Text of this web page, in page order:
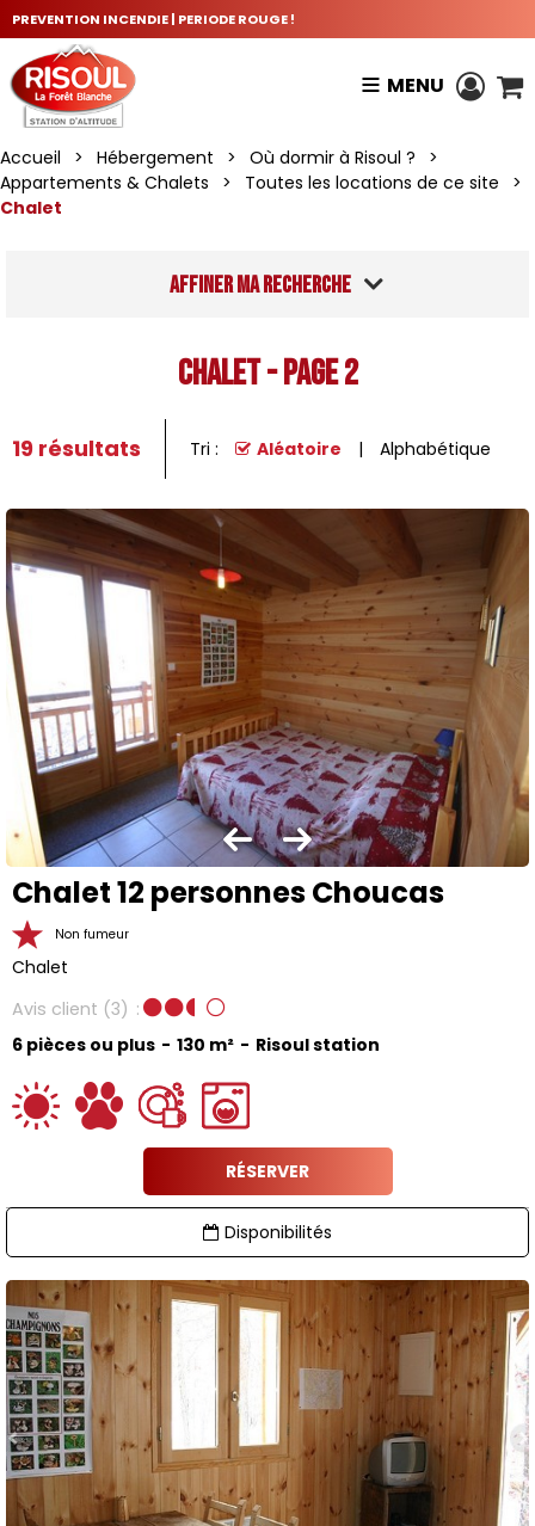
PREVENTION INCENDIE | PERIODE ROUGE !
MENU
Accueil > Hébergement > Où dormir à Risoul ?
>
Appartements & Chalets
> Toutes les locations de ce site
>
Chalet
Affiner ma recherche
Chalet - Page 2
19résultats Tri : Aléatoire Alphabétique
Chalet 12 personnes Choucas
Non fumeur
Chalet
Avis client (3)
6 pièces ou plus
130 m² Risoul station
RÉSERVER
Disponibilités